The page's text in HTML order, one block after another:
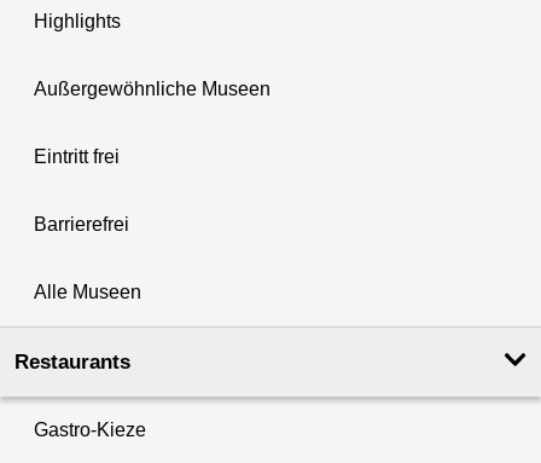
Highlights
Außergewöhnliche Museen
Eintritt frei
Barrierefrei
Alle Museen
Restaurants
Gastro-Kieze